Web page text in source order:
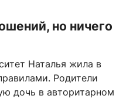
но ничего
Наталья жила в
Родители
дочь в авторитарном